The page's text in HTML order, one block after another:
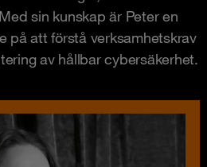
sin kunskap är Peter en
på att förstå verksamhetskrav
av hållbar cybersäkerhet.